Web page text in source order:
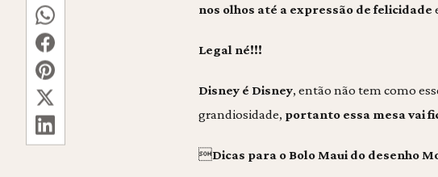
nos olhos até a expressão de felicidade
Legal né!!!
Disney é Disney, então não tem como
grandiosidade, portanto essa mesa vai
Dicas para o Bolo Maui do desenho